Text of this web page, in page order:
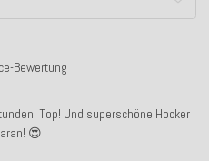
Bewertung
Top! Und superschöne Hocker
😍